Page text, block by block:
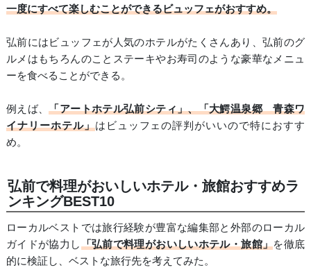
一度にすべて楽しむことができるビュッフェがおすすめ。
弘前にはビュッフェが人気のホテルがたくさんあり、弘前のグ
ルメはもちろんのことステーキやお寿司のような豪華なメニュ
ーを食べることができる。
例えば、「アートホテル弘前シティ」、「大鰐温泉郷 青森ワ
イナリーホテル」はビュッフェの評判がいいので特におすす
め。
弘前で料理がおいしいホテル・旅館おすすめラ
ンキングBEST10
ローカルベストでは旅行経験が豊富な編集部と外部のローカル
ガイドが協力し「弘前で料理がおいしいホテル・旅館」を徹底
的に検証し、ベストな旅行先を考えてみた。